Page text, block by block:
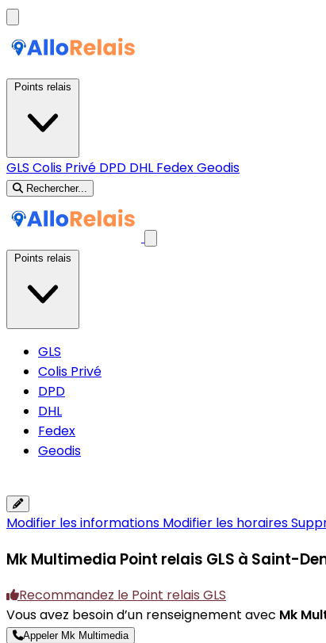
GLS Colis Privé DPD DHL FedexGeodis
Rechercher...
GLS
Colis Privé
DPD
DHL
Fedex
Geodis
Modifier les informations Modifier les horaires
Mk Multimedia Point relais GLS à Saint-
Recommandez le Point relais GLS
Vous avez besoin d’un renseignement avec Mk
Appeler Mk Multimedia